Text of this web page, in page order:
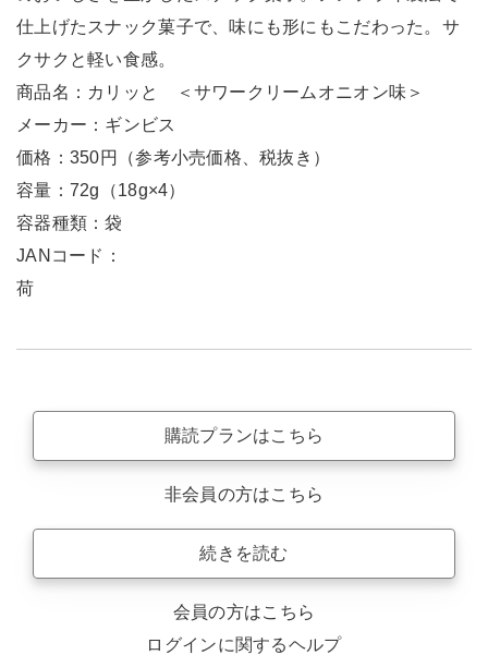
仕上げたスナック菓子で、味にも形にもこだわった。サ
クサクと軽い食感。
商品名：カリッと ＜サワークリームオニオン味＞
メーカー：ギンビス
価格：350円（参考小売価格、税抜き）
容量：72g（18g×4）
容器種類：袋
JANコード：
荷
購読プランはこちら
非会員の方はこちら
続きを読む
会員の方はこちら
ログインに関するヘルプ